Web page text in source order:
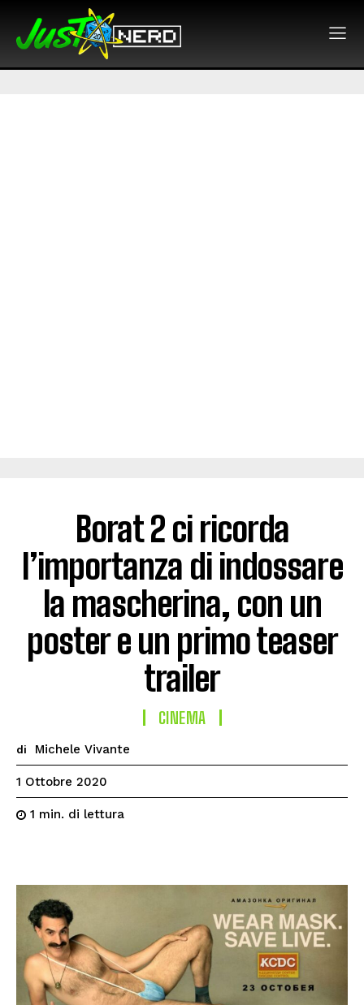
Borat 2 ci ricorda
l’importanza di indossare
la mascherina, con un
poster e un primo teaser
trailer
CINEMA
di Michele Vivante
1 Ottobre 2020
1 min. di lettura